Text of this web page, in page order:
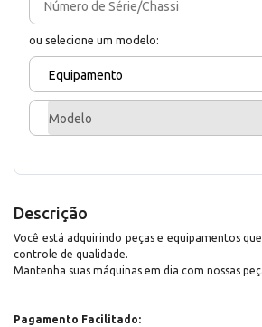
ou selecione um modelo:
Equipamento
Modelo
Descrição
Você está adquirindo peças e equipamentos
controle de qualidade.
Mantenha suas máquinas em dia com nossas
Pagamento Facilitado: